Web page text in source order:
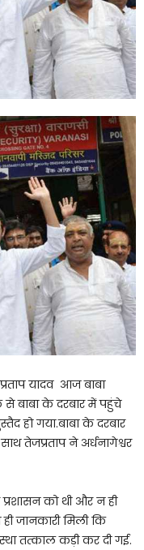
यादव आज बाबा
से बाबा के दरबार में पहुंचे
हो गया.बाबा के दरबार
तेजप्रताप ने अर्धनागेश्वर
को थी और न ही
जानकारी मिली कि
तत्काल कड़ी कर दी गई.